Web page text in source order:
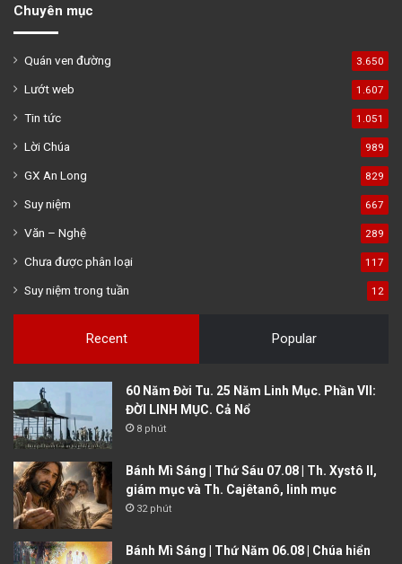
Chuyên mục
Quán ven đường 3.650
Lướt web 1.607
Tin tức 1.051
Lời Chúa 989
GX An Long 829
Suy niệm 667
Văn – Nghệ 289
Chưa được phân loại 117
Suy niệm trong tuần 12
Recent Popular
60 Năm Đời Tu. 25 Năm Linh Mục. Phần VII:
ĐỜI LINH MỤC. Cả Nổ
8 phút
Bánh Mì Sáng | Thứ Sáu 07.08 | Th. Xystô II,
giám mục và Th. Cajêtanô, linh mục
32 phút
Bánh Mì Sáng | Thứ Năm 06.08 | Chúa hiển